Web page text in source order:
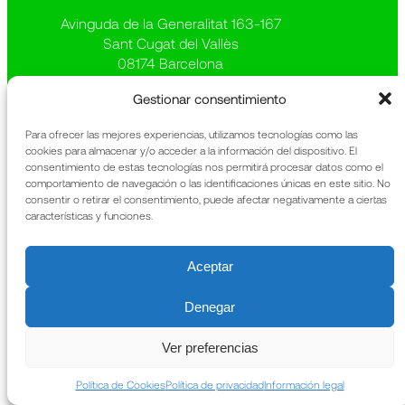
Gestionar consentimiento
Para ofrecer las mejores experiencias, utilizamos tecnologías como las
cookies para almacenar y/o acceder a la información del dispositivo. El
consentimiento de estas tecnologías nos permitirá procesar datos como el
comportamiento de navegación o las identificaciones únicas en este sitio. No
consentir o retirar el consentimiento, puede afectar negativamente a ciertas
características y funciones.
Aceptar
Denegar
Ver preferencias
Política de CookiesPolítica de privacidadInformación legal
Avinguda de la Generalitat 163-167
Sant Cugat del Vallès
08174 Barcelona
Patrimonio
Noticias
Contacto
Información legal
Política de cookies
Memoria anual
URIACH